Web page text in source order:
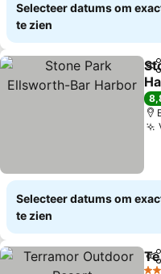
Selecteer datums om
te zien
Selecteer datums om
te zien